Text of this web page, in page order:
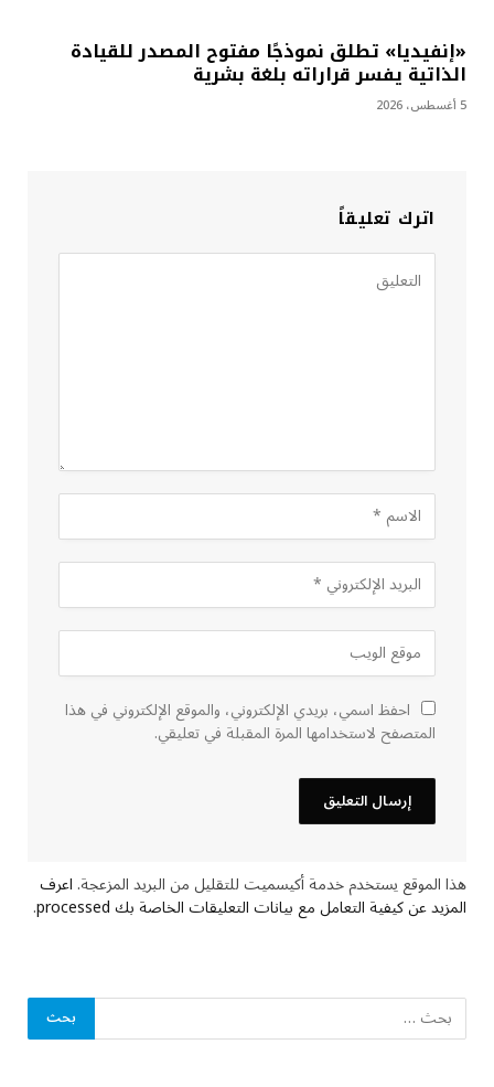
«إنفيديا» تطلق نموذجًا مفتوح المصدر للقيادة
الذاتية يفسر قراراته بلغة بشرية
5 أغسطس، 2026
اترك تعليقاً
احفظ اسمي، بريدي الإلكتروني، والموقع الإلكتروني في هذا
المتصفح لاستخدامها المرة المقبلة في تعليقي.
هذا الموقع يستخدم خدمة أكيسميت للتقليل من البريد المزعجة.اعرف
المزيد عن كيفية التعامل مع بيانات التعليقات الخاصة بك processed .